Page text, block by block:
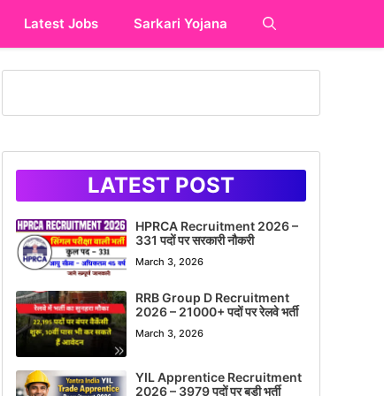
Latest Jobs Sarkari Yojana
LATEST POST
HPRCA Recruitment 2026 –
331 पदों पर सरकारी नौकरी
March 3, 2026
RRB Group D Recruitment
2026 – 21000+ पदों पर रेलवे भर्ती
March 3, 2026
YIL Apprentice Recruitment
2026 – 3979 पदों पर बड़ी भर्ती